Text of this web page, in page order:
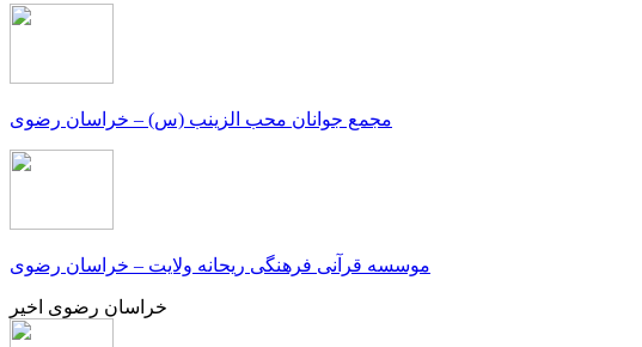
مجمع جوانان محب الزینب (س) – خراسان رضوی
موسسه قرآنی فرهنگی ریحانه ولایت – خراسان رضوی
خراسان رضوی اخیر